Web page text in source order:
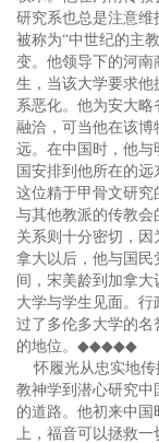
研究系也总是注意维
被称为“中世纪的主
变。他领导下的河南
生，当该大学要求他
系恶化。他为安大
融洽，可当他在该
远。在中国时，他与
国安排到他所在的
这位精于甲骨文研
与其他教派的传教会
关系则十分密切，
拿大以后，他与国民
间，宋美龄到加拿
大学与学生见面。
过了多伦多大学的名
的地位。 ◆◆◆◆◆
怀履光从忠实地传
教神学到潜心研究中
的道路。他初来中
上，福音可以拯救